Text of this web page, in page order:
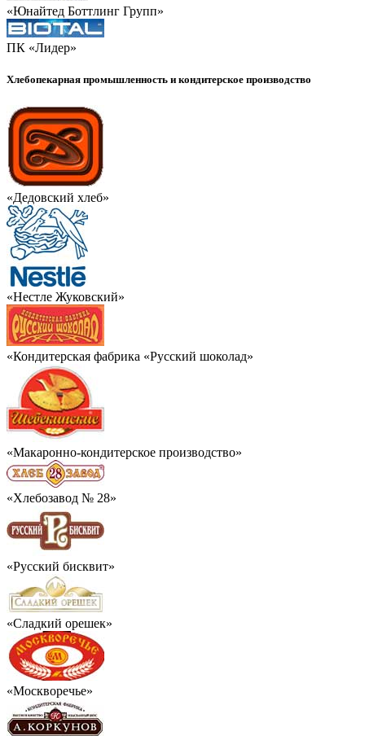
«Юнайтед Боттлинг Групп»
ПК «Лидер»
Хлебопекарная промышленность и кондитерское производство
«Дедовский хлеб»
«Нестле Жуковский»
«Кондитерская фабрика «Русский шоколад»
«Макаронно-кондитерское производство»
«Хлебозавод № 28»
«Русский бисквит»
«Сладкий орешек»
«Москворечье»